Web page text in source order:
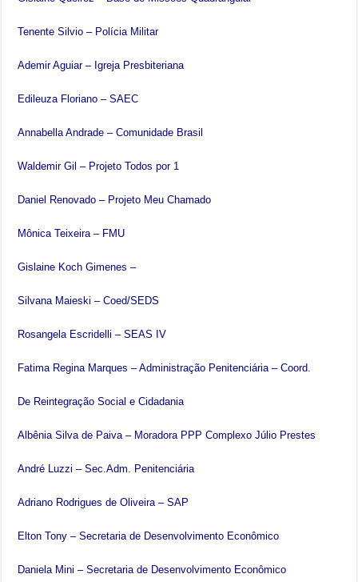
Tenente Silvio – Polícia Militar
Ademir Aguiar – Igreja Presbiteriana
Edileuza Floriano – SAEC
Annabella Andrade – Comunidade Brasil
Waldemir Gil – Projeto Todos por 1
Daniel Renovado – Projeto Meu Chamado
Mônica Teixeira – FMU
Gislaine Koch Gimenes –
Silvana Maieski – Coed/SEDS
Rosangela Escridelli – SEAS IV
Fatima Regina Marques – Administração Penitenciária – Coord.
De Reintegração Social e Cidadania
Albênia Silva de Paiva – Moradora PPP Complexo Júlio Prestes
André Luzzi – Sec.Adm. Penitenciária
Adriano Rodrigues de Oliveira – SAP
Elton Tony – Secretaria de Desenvolvimento Econômico
Daniela Mini – Secretaria de Desenvolvimento Econômico